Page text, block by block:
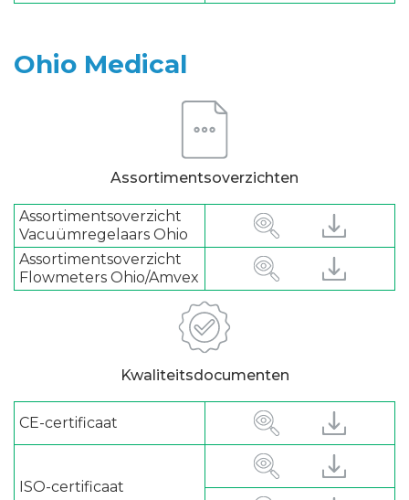
Ohio Medical
Assortimentsoverzichten
Assortimentsoverzicht
Vacuümregelaars Ohio
Assortimentsoverzicht
Flowmeters Ohio/Amvex
Kwaliteitsdocumenten
CE-certificaat
ISO-certificaat